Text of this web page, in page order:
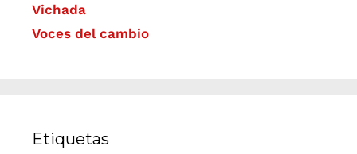
Vichada
Voces del cambio
Etiquetas